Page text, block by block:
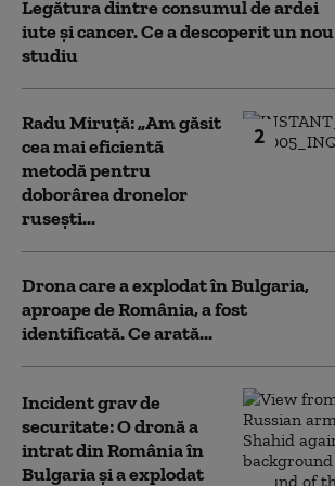
Legătura dintre consumul de ardei
iute și cancer. Ce a descoperit un nou
studiu
2
Radu Miruță: „Am găsit
cea mai eficientă
metodă pentru
doborârea dronelor
rusești...
Drona care a explodat în Bulgaria,
aproape de România, a fost
identificată. Ce arată...
Incident grav de
securitate: O dronă a
intrat din România în
Bulgaria şi a explodat